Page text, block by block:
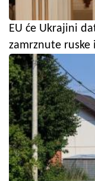
EU će Ukrajini
zamrznute ruske